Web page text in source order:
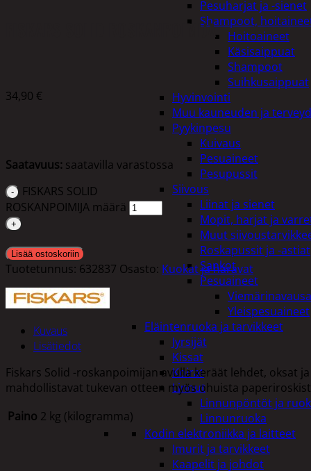
Pesuharjat ja -sienet
Shampoot,
Hoitoaineet
Käsisaippuat
Shampoot
Suihkusaippuat
Hyvinvointi
Muu kauneuden ja
Pyykinpesu
Kuivaus
Pesuaineet
Pesupussit
Siivous
Liinat ja sienet
Mopit, harjat ja
Muut
Roskapussit ja -astiat
Sankot
Pesuaineet
Yleispesuaineet
Eläintenruoka ja tarvikkeet
Jyrsijät
Kissat
Koirat
Linnut
Linnunpöntöt ja
Linnunruoka
Kodin elektroniikka ja laitteet
Imurit ja tarvikkeet
Kaapelit ja johdot
FISKARS SOLID ROSKANPOIMIJA
34,90 €
Saatavuus: saatavilla varastossa
FISKARS SOLID
ROSKANPOIMIJA määrä
Lisää ostoskoriin
Tuotetunnus: 632837 Osasto: Kuokat ja haravat
Kuvaus
Lisätiedot
Fiskars Solid -roskanpoimijan avulla keräät lehdet,
mahdollistavat tukevan otteen myös ohuista
Paino 2 kg (kilogramma)